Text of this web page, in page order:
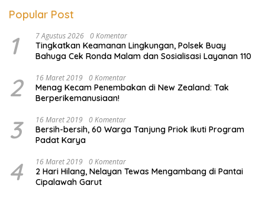
Popular Post
1 7 Agustus 2026 0 Komentar
Tingkatkan Keamanan Lingkungan, Polsek Buay
Bahuga Cek Ronda Malam dan Sosialisasi Layanan 110
2 16 Maret 2019 0 Komentar
Menag Kecam Penembakan di New Zealand: Tak
Berperikemanusiaan!
3 16 Maret 2019 0 Komentar
Bersih-bersih, 60 Warga Tanjung Priok Ikuti Program
Padat Karya
4 16 Maret 2019 0 Komentar
2 Hari Hilang, Nelayan Tewas Mengambang di Pantai
Cipalawah Garut